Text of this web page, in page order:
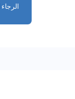
الرجاء